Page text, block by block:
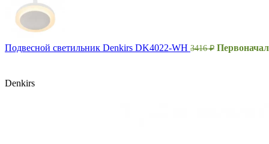
Подвесной светильник Denkirs DK4022-WH 3416₽
Denkirs